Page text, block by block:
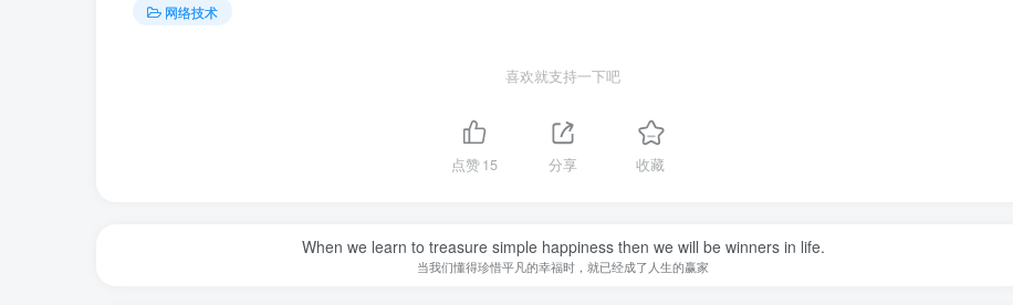
网络技术
喜欢就支持一下吧
点赞15 分享 收藏
When we learn to treasure simple happiness then we will be winners in life.
当我们懂得珍惜平凡的幸福时，就已经成了人生的赢家